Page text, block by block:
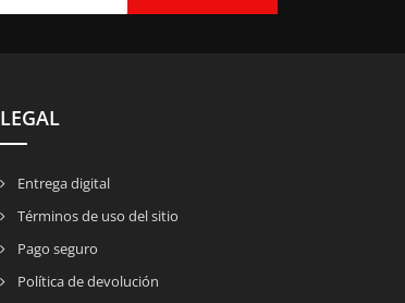
LEGAL
Entrega digital
Términos de uso del sitio
Pago seguro
Política de devolución